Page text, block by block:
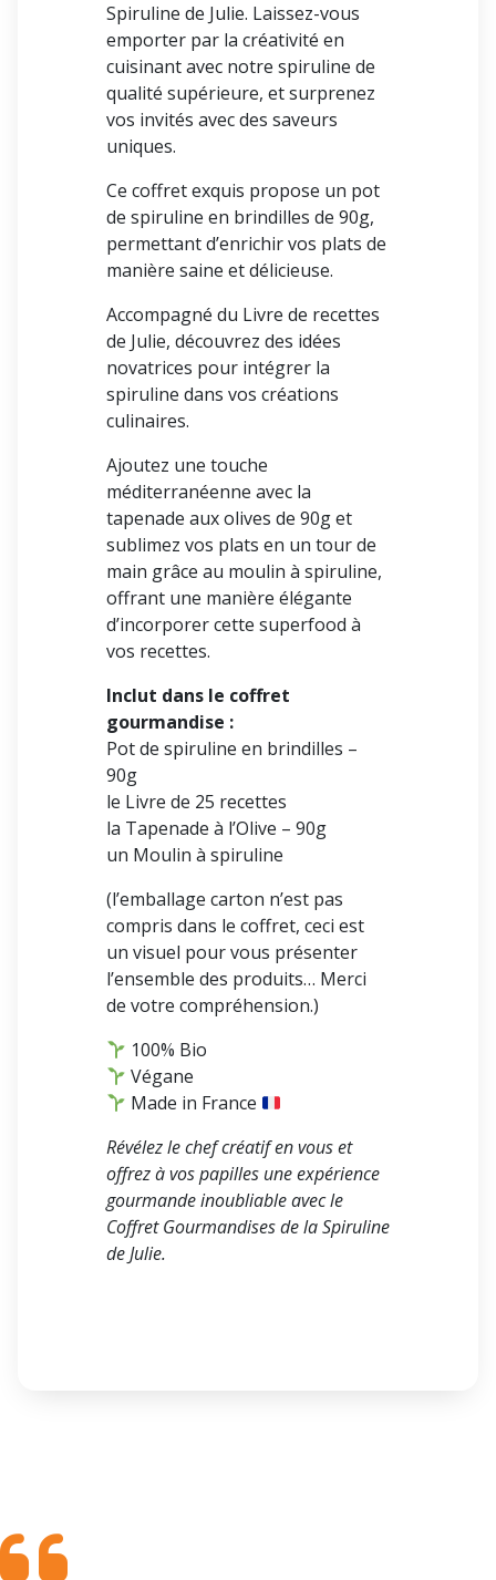
Spiruline de Julie. Laissez-vous
emporter par la créativité en
cuisinant avec notre spiruline de
qualité supérieure, et surprenez
vos invités avec des saveurs
uniques.
Ce coffret exquis propose un pot
de spiruline en brindilles de 90g,
permettant d’enrichir vos plats de
manière saine et délicieuse.
Accompagné du Livre de recettes
de Julie, découvrez des idées
novatrices pour intégrer la
spiruline dans vos créations
culinaires.
Ajoutez une touche
méditerranéenne avec la
tapenade aux olives de 90g et
sublimez vos plats en un tour de
main grâce au moulin à spiruline,
offrant une manière élégante
d’incorporer cette superfood à
vos recettes.
Inclut dans le coffret
gourmandise :
Pot de spiruline en brindilles –
90g
le Livre de 25 recettes
la Tapenade à l’Olive – 90g
un Moulin à spiruline
(l’emballage carton n’est pas
compris dans le coffret, ceci est
un visuel pour vous présenter
l’ensemble des produits… Merci
de votre compréhension.)
100% Bio
Végane
Made in France
Révélez le chef créatif en vous et
offrez à vos papilles une expérience
gourmande inoubliable avec le
Coffret Gourmandises de la Spiruline
de Julie.